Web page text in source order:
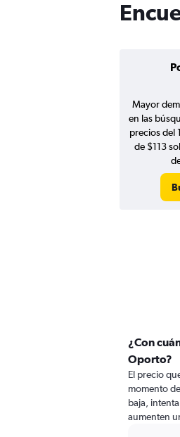
Mayor
en las
precios del
de $113
¿Con
Oporto?
El precio
momento
baja,
aumenten